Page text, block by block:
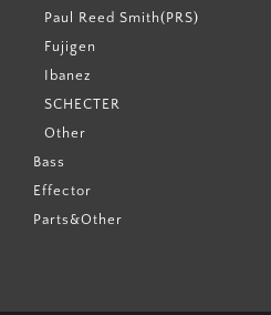
Paul Reed Smith(PRS)
Fujigen
Ibanez
SCHECTER
Other
Bass
Effector
Parts&Other